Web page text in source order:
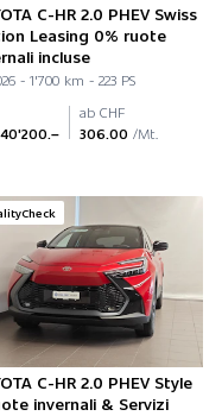
C-HR 2.0 PHEV Swiss
Leasing 0% ruote
incluse
- 1'700 km - 223 PS
40'200.–
ab CHF
306.00 /Mt.
C-HR 2.0 PHEV Style
invernali & Servizi